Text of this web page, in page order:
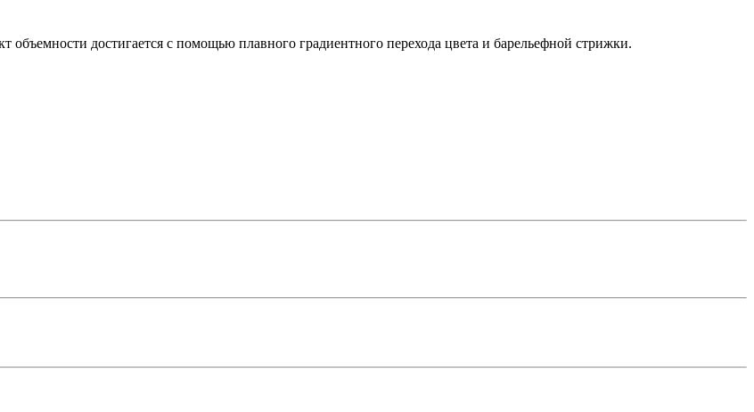
достигается с помощью плавного градиентного перехода цвета и барельефной стрижки.